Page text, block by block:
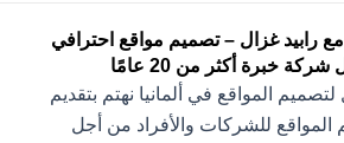
رابيد غزال – تصميم مواقع احترافي
خبرة أكثر من 20 عامًا
المواقع في ألمانيا نهتم بتقديم
للشركات والأفراد من أجل